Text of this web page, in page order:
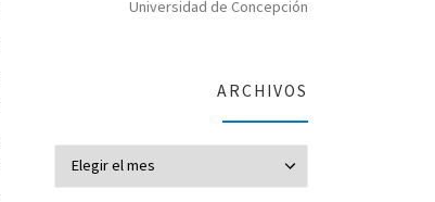
Universidad de Concepción
ARCHIVOS